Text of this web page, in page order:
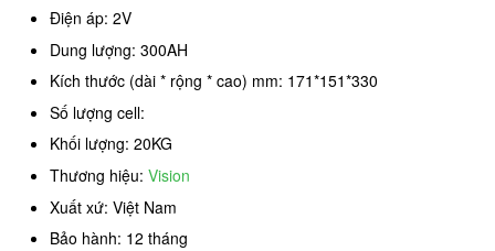
Điện áp: 2V
Dung lượng: 300AH
Kích thước (dài * rộng * cao) mm: 171*151*330
Số lượng cell:
Khối lượng: 20KG
Thương hiệu: Vision
Xuất xứ: Việt Nam
Bảo hành: 12 tháng